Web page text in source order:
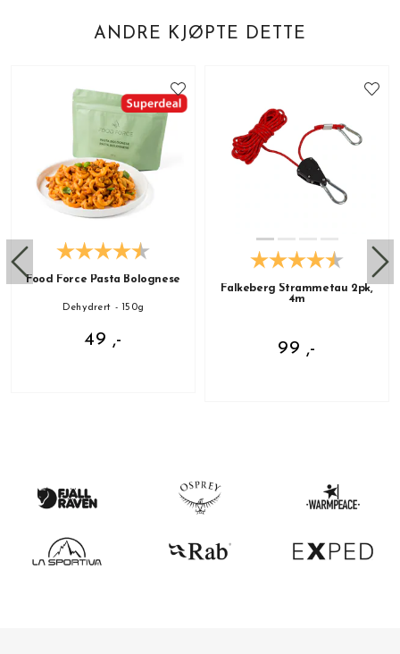
ANDRE KJØPTE DETTE
Food Force Pasta Bolognese
Dehydrert - 150g
49 ,-
Falkeberg Strammetau 2pk,
4m
99 ,-